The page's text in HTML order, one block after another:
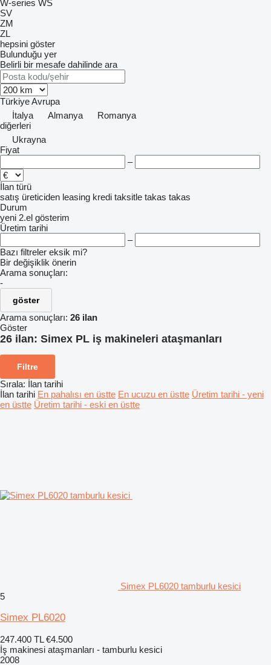
W-series WS
SV
ZM
ZL
hepsini göster
Bulunduğu yer
Belirli bir mesafe dahilinde ara
TürkiyeAvrupa
İtalya
Almanya
Romanya
diğerleri
Ukrayna
Fiyat
–
İlan türü
satış üreticiden leasing kredi taksitle takas takas
Durum
yeni 2.el gösterim
Üretim tarihi
–
Bazı filtreler eksik mi?
Bir değişiklik önerin
Arama sonuçları:
-
göster
Arama sonuçları: 26 ilan
Göster
26 ilan: Simex PL iş makineleri ataşmanları
Filtre
Sırala: İlan tarihi
İlan tarihi En pahalısı en üstte En ucuzu en üstte Üretim tarihi - yeni
en üstte Üretim tarihi - eski en üstte
Simex PL6020 tamburlu kesici
5
Simex PL6020
247.400 TL €4.500
İş makinesi ataşmanları - tamburlu kesici
2008